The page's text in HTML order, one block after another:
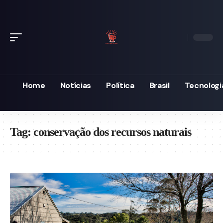
Home Notícias Política Brasil
Tag:conservação dos recursos naturais